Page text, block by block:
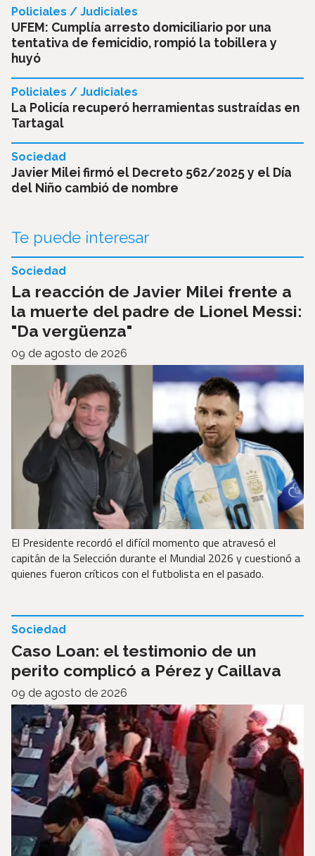
UFEM: Cumplía arresto domiciliario por una
tentativa de femicidio, rompió la tobillera y
huyó
Policiales / Judiciales
La Policía recuperó herramientas sustraídas en
Tartagal
Policiales / Judiciales
Javier Milei firmó el Decreto 562/2025 y el Día
del Niño cambió de nombre
Sociedad
Te puede interesar
La reacción de Javier Milei frente a
la muerte del padre de Lionel Messi:
"Da vergüenza"
Sociedad
09 de agosto de 2026
El Presidente recordó el difícil momento que atravesó el
capitán de la Selección durante el Mundial 2026 y cuestionó a
quienes fueron críticos con el futbolista en el pasado.
Caso Loan: el testimonio de un
perito complicó a Pérez y Caillava
Sociedad
09 de agosto de 2026